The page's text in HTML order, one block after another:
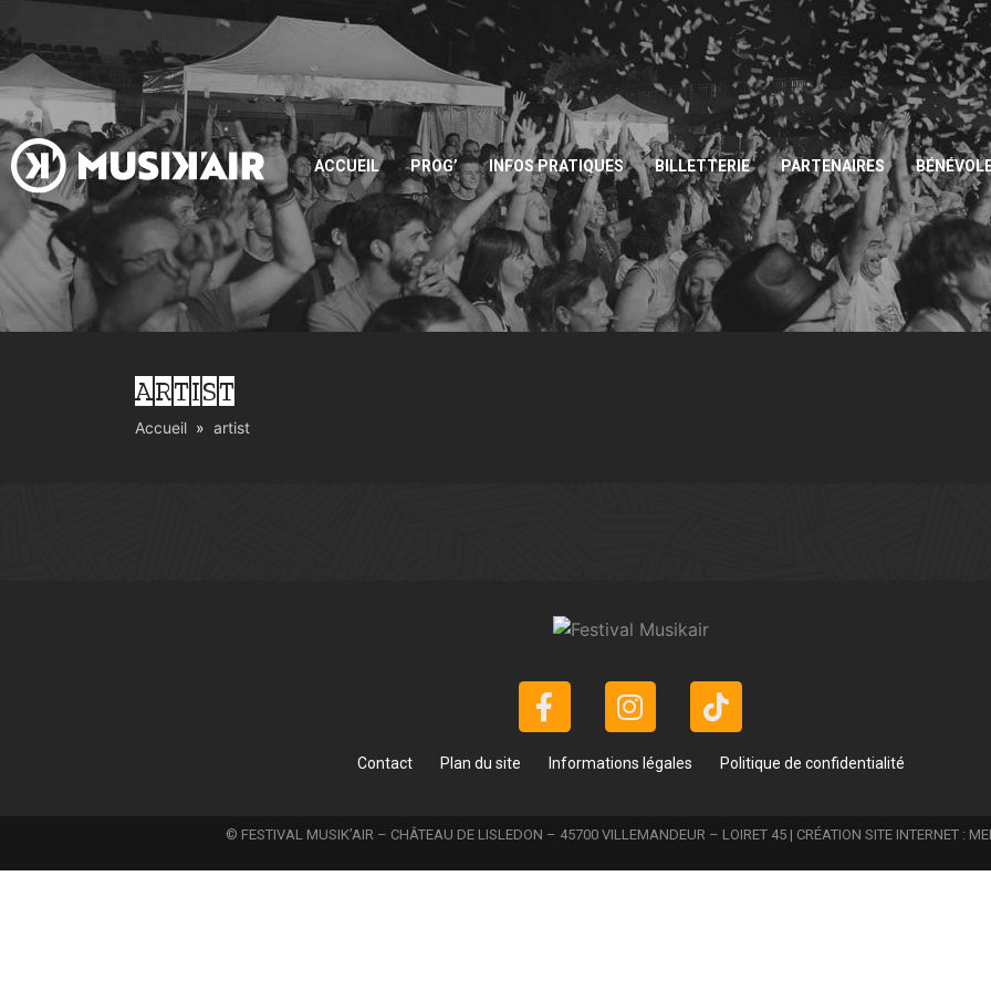
ACCUEIL PROG’ INFOS PRATIQUES BILLETTERIE PARTENAIRES
ARTIST
Accueil artist
Contact Plan du site Informations légales Politique de confidentialité
© FESTIVAL MUSIK’AIR – CHÂTEAU DE LISLEDON – 45700 VILLEMANDEUR – LOIRET 45 | CRÉATION SITE INTERNET :